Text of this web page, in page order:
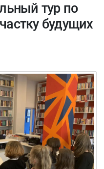
тур по
будущих